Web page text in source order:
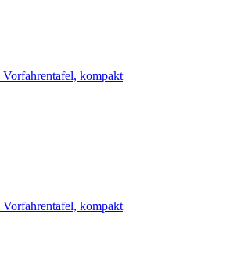
Vorfahrentafel, kompakt
Vorfahrentafel, kompakt